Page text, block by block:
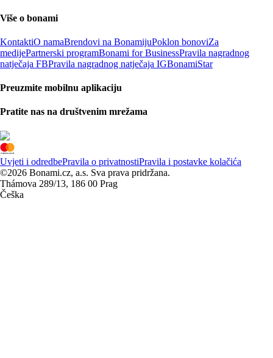
Više o bonami
KontaktiO namaBrendovi na BonamijuPoklon bonoviZa
medijePartnerski programBonami for BusinessPravila nagradnog
natječaja FBPravila nagradnog natječaja IGBonamiStar
Preuzmite mobilnu aplikaciju
Pratite nas na društvenim mrežama
Uvjeti i odredbePravila o privatnostiPravila i postavke kolačića
©2026 Bonami.cz, a.s. Sva prava pridržana.
Thámova 289/13, 186 00 Prag
Češka